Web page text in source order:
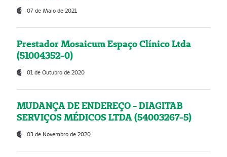
07 de Maio de 2021
Prestador Mosaicum Espaço Clínico Ltda
(51004352-0)
01 de Outubro de 2020
MUDANÇA DE ENDEREÇO - DIAGITAB
SERVIÇOS MÉDICOS LTDA (54003267-5)
03 de Novembro de 2020